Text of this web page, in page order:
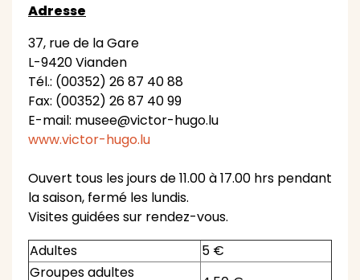
Adresse
37, rue de la Gare
L-9420 Vianden
Tél.: (00352) 26 87 40 88
Fax: (00352) 26 87 40 99
E-mail: musee@victor-hugo.lu
www.victor-hugo.lu
Ouvert tous les jours de 11.00 à 17.00 hrs pendant
la saison, fermé les lundis.
Visites guidées sur rendez-vous.
Adultes
5 €
Groupes adultes